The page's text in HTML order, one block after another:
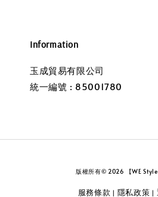
Information
玉成貿易有限公司
統一編號 : 85001780
版權所有© 2026 【WE Style
服務條款 | 隱私政策 |